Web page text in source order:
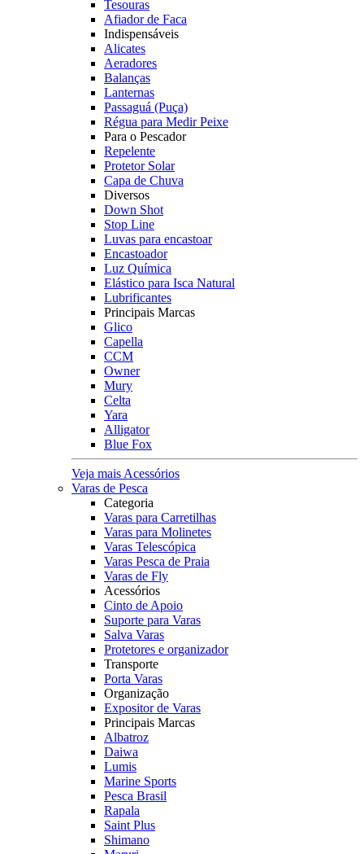
Tesouras
Afiador de Faca
Indispensáveis
Alicates
Aeradores
Balanças
Lanternas
Passaguá (Puça)
Régua para Medir Peixe
Para o Pescador
Repelente
Protetor Solar
Capa de Chuva
Diversos
Down Shot
Stop Line
Luvas para encastoar
Encastoador
Luz Química
Elástico para Isca Natural
Lubrificantes
Principais Marcas
Glico
Capella
CCM
Owner
Mury
Celta
Yara
Alligator
Blue Fox
Veja mais Acessórios
Varas de Pesca
Categoria
Varas para Carretilhas
Varas para Molinetes
Varas Telescópica
Varas Pesca de Praia
Varas de Fly
Acessórios
Cinto de Apoio
Suporte para Varas
Salva Varas
Protetores e organizador
Transporte
Porta Varas
Organização
Expositor de Varas
Principais Marcas
Albatroz
Daiwa
Lumis
Marine Sports
Pesca Brasil
Rapala
Saint Plus
Shimano